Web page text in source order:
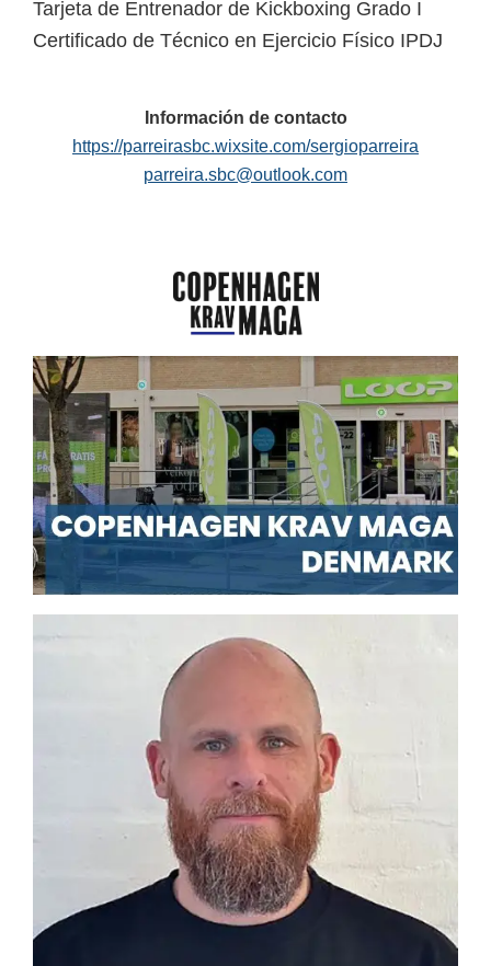
Tarjeta de Entrenador de Kickboxing Grado I
Certificado de Técnico en Ejercicio Físico IPDJ
Información de contacto
https://parreirasbc.wixsite.com/sergioparreira
parreira.sbc@outlook.com